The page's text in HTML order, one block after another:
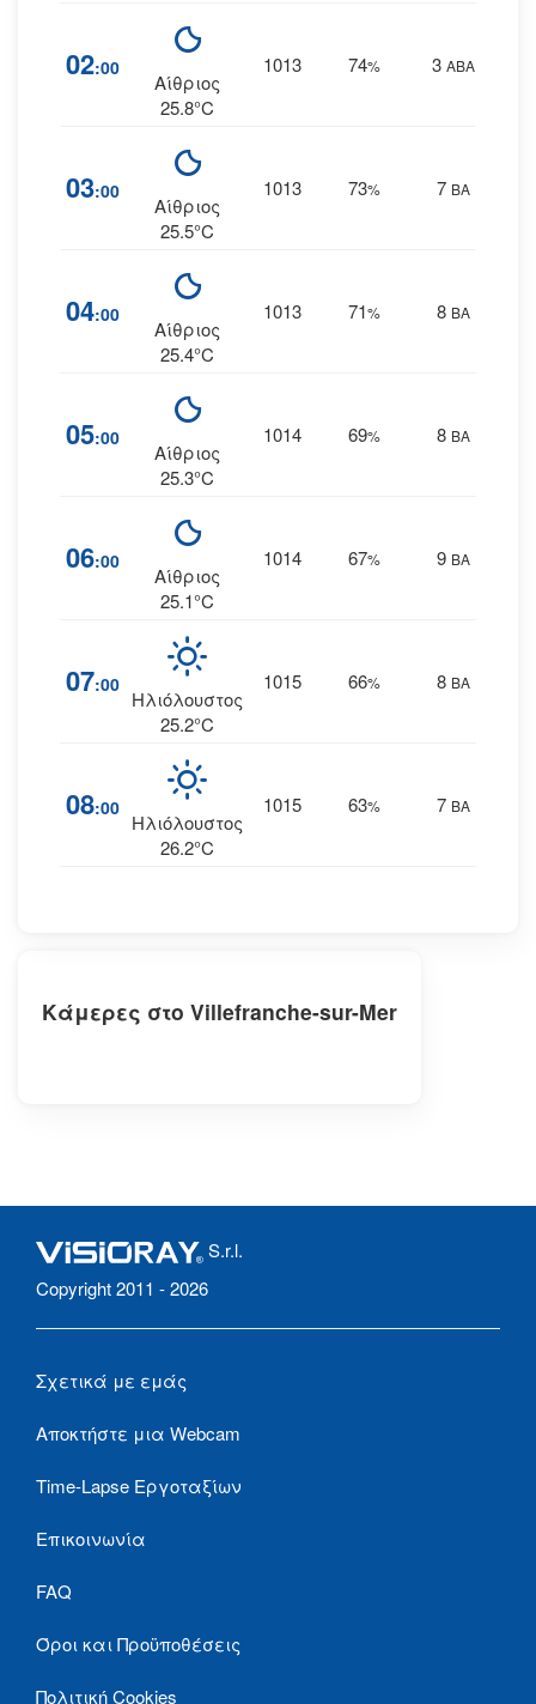
02:00
Αίθριος
25.8°C
1013 74% 3 ΑΒΑ
03:00
Αίθριος
25.5°C
1013 73% 7 ΒΑ
04:00
Αίθριος
25.4°C
1013 71% 8 ΒΑ
05:00
Αίθριος
25.3°C
1014 69% 8 ΒΑ
06:00
Αίθριος
25.1°C
1014 67% 9 ΒΑ
07:00
Ηλιόλουστος
25.2°C
1015 66% 8 ΒΑ
08:00
Ηλιόλουστος
26.2°C
1015 63% 7 ΒΑ
Κάμερες στο Villefranche-sur-Mer
S.r.l.
Copyright 2011 - 2026
Σχετικά με εμάς
Αποκτήστε μια Webcam
Time-Lapse Εργοταξίων
Επικοινωνία
FAQ
Όροι και Προϋποθέσεις
Πολιτική Cookies